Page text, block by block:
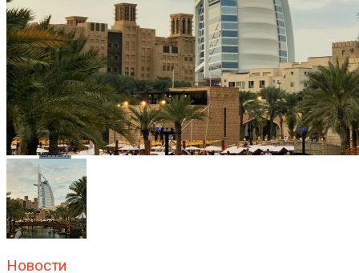
Pinterest
Whatsapp
Whatsapp
Email
Новости